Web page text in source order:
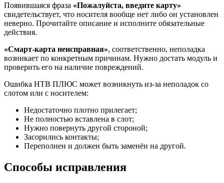
Появившаяся фраза «Пожалуйста, введите карту»
свидетельствует, что носителя вообще нет либо он установлен
неверно. Прочитайте описание и исполните обязательные
действия.
«Смарт-карта неисправная», соответственно, неполадка
возникает по конкретным причинам. Нужно достать модуль и
проверить его на наличие повреждений.
Ошибка НТВ ПЛЮС может возникнуть из-за неполадок со
слотом или с носителем:
Недостаточно плотно прилегает;
Не полностью вставлена в слот;
Нужно повернуть другой стороной;
Засорились контакты;
Переполнен и должен быть заменён на другой.
Способы исправления